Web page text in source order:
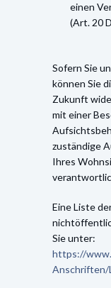
einen
(Art. 20
Sofern Sie
können Sie
Zukunft
mit einer
zuständige
Ihres
Eine Liste
Sie unter:
https://
Anschriften/